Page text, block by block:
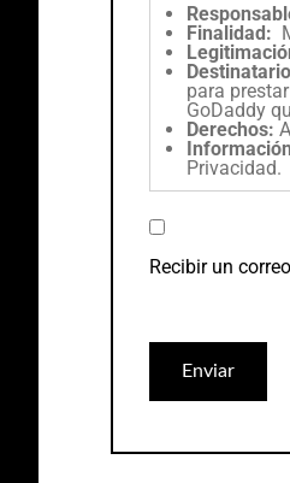
Finalidad:
para
GoDaddy
Derechos:
Privacidad.
Recibir un